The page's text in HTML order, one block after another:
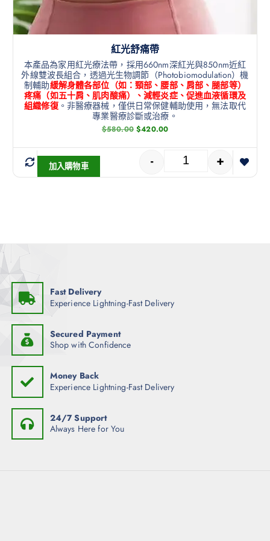
紅光舒痛帶
本產品為家用紅光療法帶，採用660nm深紅光與850nm近紅
外線雙波長組合，透過光生物調節（Photobiomodulation）機
制輔助緩解身體各部位（如：頸部、腰部、肩部、腿部等）
疼痛（如五十肩、肌肉酸痛）、減輕炎症、促進血液循環及
組織修復。非醫療器械，僅供日常保健輔助使用，無法取代
專業醫療診斷或治療。
$580.00 $420.00
- +
加入購物車
Fast Delivery
Experience Lightning-Fast Delivery
Secured Payment
Shop with Confidence
Money Back
Experience Lightning-Fast Delivery
24/7 Support
Always Here for You